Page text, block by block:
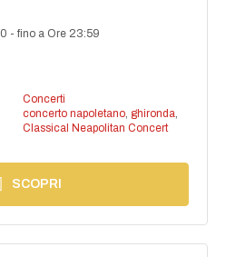
-fino a Ore 23:59
Concerti
concerto napoletano, ghironda,
Classical Neapolitan Concert
SCOPRI